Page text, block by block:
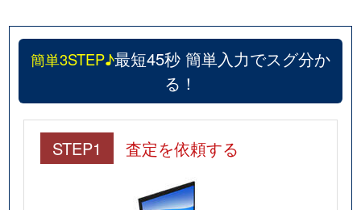
簡単3STEP♪最短45秒 簡単入力でスグ分か
る！
STEP1 査定を依頼する